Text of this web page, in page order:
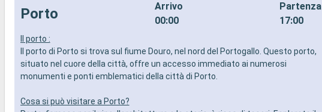
Porto
Arrivo
00:00
Partenza
17:00
Il porto :
Il porto di Porto si trova sul fiume Douro, nel nord del Portogallo. Questo porto,
situato nel cuore della città, offre un accesso immediato ai numerosi
monumenti e ponti emblematici della città di Porto.
Cosa si può visitare a Porto?